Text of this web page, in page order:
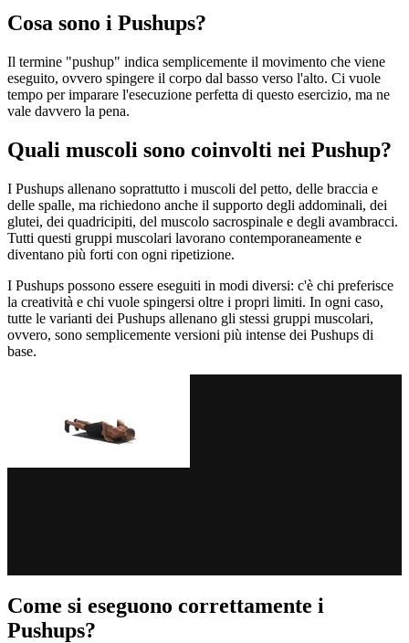
Cosa sono i Pushups?
Il termine "pushup" indica semplicemente il movimento che viene
eseguito, ovvero spingere il corpo dal basso verso l'alto. Ci vuole
tempo per imparare l'esecuzione perfetta di questo esercizio, ma ne
vale davvero la pena.
Quali muscoli sono coinvolti nei Pushup?
I Pushups allenano soprattutto i muscoli del petto, delle braccia e
delle spalle, ma richiedono anche il supporto degli addominali, dei
glutei, dei quadricipiti, del muscolo sacrospinale e degli avambracci.
Tutti questi gruppi muscolari lavorano contemporaneamente e
diventano più forti con ogni ripetizione.
I Pushups possono essere eseguiti in modi diversi: c'è chi preferisce
la creatività e chi vuole spingersi oltre i propri limiti. In ogni caso,
tutte le varianti dei Pushups allenano gli stessi gruppi muscolari,
ovvero, sono semplicemente versioni più intense dei Pushups di
base.
Come si eseguono correttamente i
Pushups?